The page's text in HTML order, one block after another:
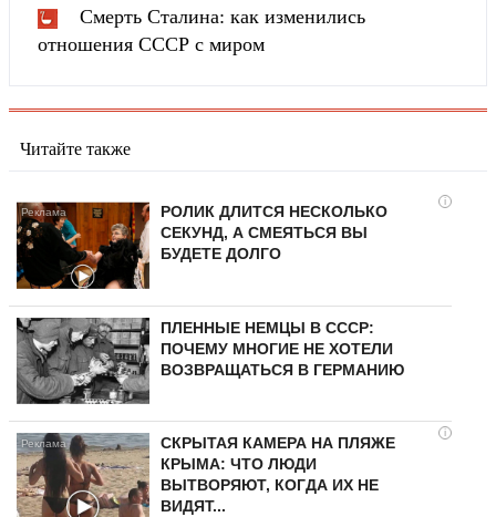
Смерть Сталина: как изменились
отношения СССР с миром
Читайте также
i
РОЛИК ДЛИТСЯ НЕСКОЛЬКО
СЕКУНД, А СМЕЯТЬСЯ ВЫ
БУДЕТЕ ДОЛГО
ПЛЕННЫЕ НЕМЦЫ В СССР:
ПОЧЕМУ МНОГИЕ НЕ ХОТЕЛИ
ВОЗВРАЩАТЬСЯ В ГЕРМАНИЮ
i
СКРЫТАЯ КАМЕРА НА ПЛЯЖЕ
КРЫМА: ЧТО ЛЮДИ
ВЫТВОРЯЮТ, КОГДА ИХ НЕ
ВИДЯТ...